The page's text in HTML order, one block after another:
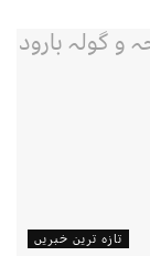
تازہ ترین خبریں